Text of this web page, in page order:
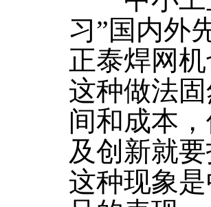
习”国内外
正泰焊网
这种做法
间和成本
及创新就
这种现象